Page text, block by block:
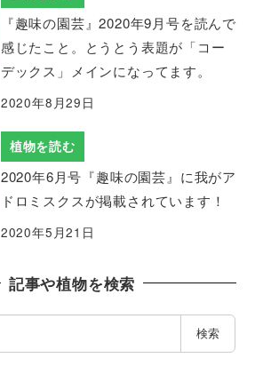
『趣味の園芸』2020年9月号を読んで
感じたこと。とうとう表題が「コー
デックス」メインになってます。
2020年8月29日
植物を読む
2020年6月号『趣味の園芸』に我がア
ドロミスクスが掲載されています！
2020年5月21日
記事や植物を検索
検索